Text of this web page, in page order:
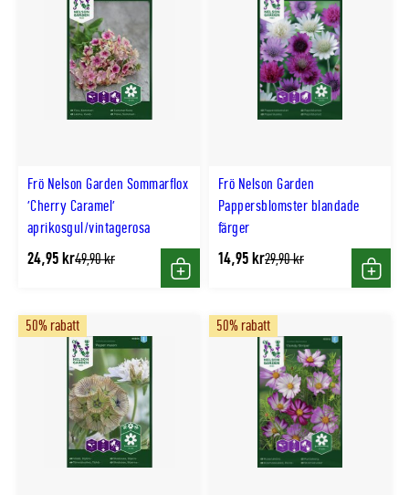
Frö Nelson Garden Sommarflox
'Cherry Caramel'
aprikosgul/vintagerosa
24,95 krTidligere
49,90 kr
Köp
Frö Nelson Garden
Pappersblomster blandade
färger
14,95 krTidligere
29,90 kr
Köp
50% rabatt 50% rabatt